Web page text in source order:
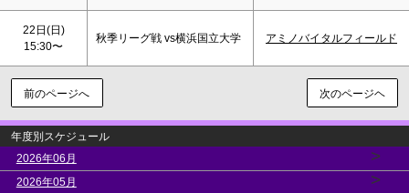
22日(日)
15:30〜
秋季リーグ戦 vs横浜国立大学 アミノバイタルフィールド
前のページへ 次のページヘ
年度別スケジュール
2026年06月
>
2026年05月 >